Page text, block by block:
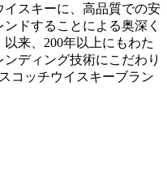
スキーに、高品質での安
ドすることによる奥深く
来、200年以上にもわた
ディング技術にこだわり
コッチウイスキーブラン